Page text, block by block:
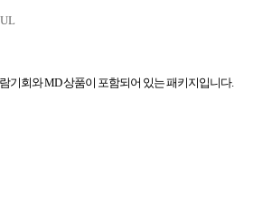
기회와MD상품이 포함되어 있는 패키지입니다.